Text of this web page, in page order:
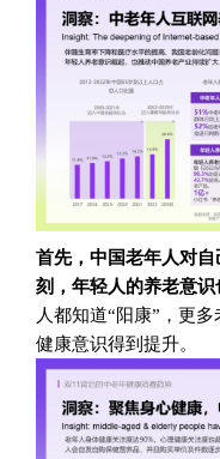
首先，中国老年人对
刻，年轻人的养老意识
人都知道“阳康”，更
健康意识得到提升。